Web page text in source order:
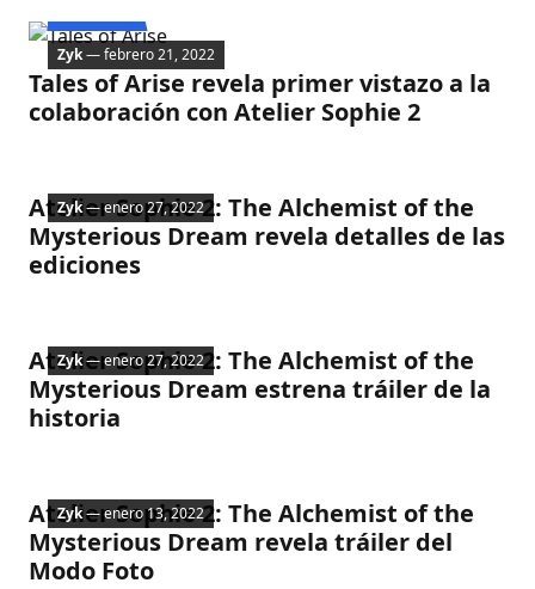
Tales of Arise revela primer vistazo a la
colaboración con Atelier Sophie 2
Zyk— febrero 21, 2022
Atelier Sophie 2: The Alchemist of the
Mysterious Dream revela detalles de las
ediciones
Zyk— enero 27, 2022
Atelier Sophie 2: The Alchemist of the
Mysterious Dream estrena tráiler de la
historia
Zyk— enero 27, 2022
Atelier Sophie 2: The Alchemist of the
Mysterious Dream revela tráiler del
Modo Foto
Zyk— enero 13, 2022